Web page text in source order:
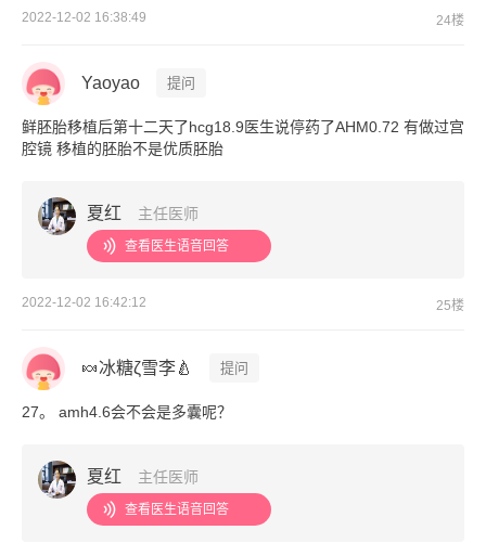
2022-12-02 16:38:49 24楼
Yaoyao 提问
鲜胚胎移植后第十二天了hcg18.9医生说停药了AHM0.72 有做过宫
腔镜 移植的胚胎不是优质胚胎
夏红 主任医师
查看医生语音回答
2022-12-02 16:42:12 25楼
🍬冰糖ζ雪李🍐 提问
27。 amh4.6会不会是多囊呢？
夏红 主任医师
查看医生语音回答